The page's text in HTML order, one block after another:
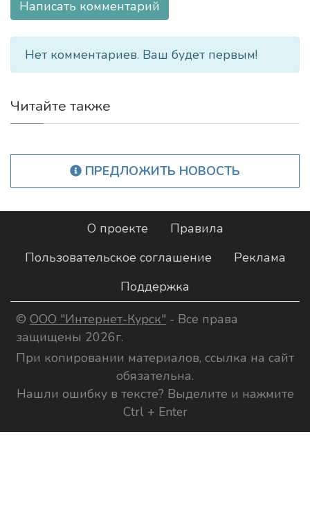
Написать комментарий
Нет комментариев. Ваш будет первым!
Читайте также
ПРЕДЛОЖИТЬ НОВОСТЬ
О проекте
Правила
Пользовательское соглашение
Реклама
Поддержка
© ООО "Интернет-Курск" - Все права
защищены 2026г.
При копировании материалов, ссылка на сайт
обязательна.
Нашли ошибку в тексте? Выделите и нажмите
Ctrl + Enter